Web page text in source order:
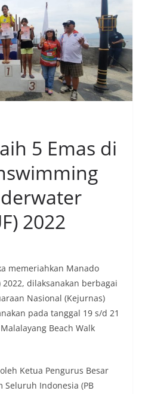
5 Emas di
2022
memeriahkan Manado
dilaksanakan berbagai
Nasional (Kejurnas)
pada tanggal 19 s/d 21
Beach Walk
Ketua Pengurus Besar
Seluruh Indonesia (PB